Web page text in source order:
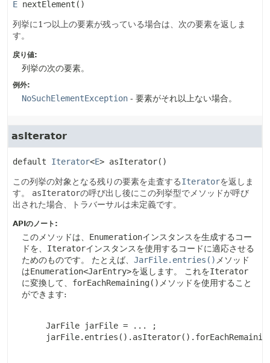
E nextElement ()
列挙に1つ以上の要素が残っている場合は、次の要素を返しま
す。
戻り値:
列挙の次の要素。
例外:
NoSuchElementException - 要素がそれ以上ない場合。
asIterator
default Iterator<E> asIterator()
この列挙の対象となる残りの要素を走査するIteratorを返しま
す。
asIteratorの呼び出し後にこの列挙型でメソッドが呼び
出された場合、トラバーサルは未定義です。
APIのノート:
このメソッドは、 Enumerationインスタンスを生成するコー
ドを、 Iteratorインスタンスを使用するコードに適応させる
ためのものです。
たとえば、 JarFile.entries() メソッド
はEnumeration<JarEntry>を返します。 これをIterator
に変換して、 forEachRemaining() メソッドを使用すること
ができます:
     JarFile jarFile = ... ;